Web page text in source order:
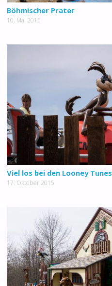
Böhmischer Prater
10. Mai 2015
Viel los bei den Looney Tunes
17. Oktober 2015